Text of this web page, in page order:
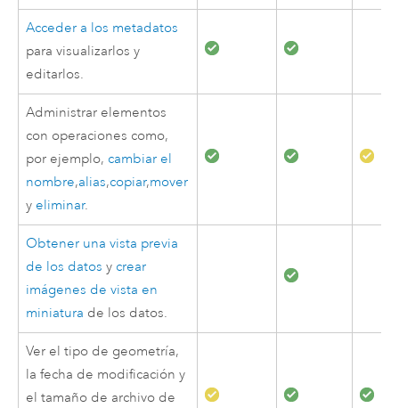
Acceder a los metadatos
para visualizarlos y
editarlos.
Administrar elementos
con operaciones como,
por ejemplo, cambiar el
nombre,alias,copiar,mover
y eliminar.
Obtener una vista previa
de los datos y crear
imágenes de vista en
miniatura de los datos.
Ver el tipo de geometría,
la fecha de modificación y
el tamaño de archivo de